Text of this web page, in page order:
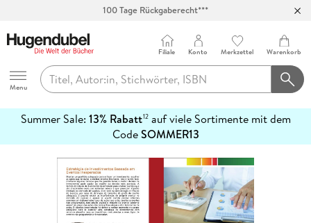
100 Tage Rückgaberecht***
Hugendubel
Menu
Filiale Konto Merkzettel Warenkorb
Summer Sale: 13% Rabatt12auf viele Sortimente mit dem
CodeSOMMER13
erfahren